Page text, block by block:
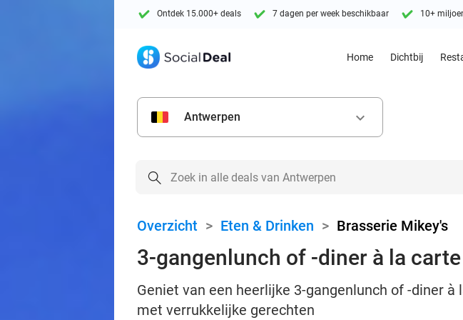
Ontdek 15.000+ deals 7 dagen per week beschikbaar 10+
Home Dichtbij
Antwerpen keyboard_arrow_down
Overzicht > Eten & Drinken > Brasserie Mikey's
3-gangenlunch of -diner à la carte
Geniet van een heerlijke 3-gangenlunch of -diner
met verrukkelijke gerechten